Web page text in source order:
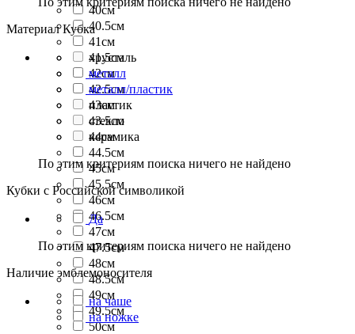
40см
40.5см
41см
41.5см
42см
42.5см
43см
43.5см
44см
44.5см
45см
45.5см
46см
46.5см
47см
47.5см
48см
48.5см
49см
49.5см
50см
Материал Кубка
хрусталь
металл
металл/пластик
пластик
стекло
керамика
По этим критериям поиска ничего не найдено
Кубки с Российской символикой
Да
По этим критериям поиска ничего не найдено
Наличие эмблемоносителя
на чаше
на ножке